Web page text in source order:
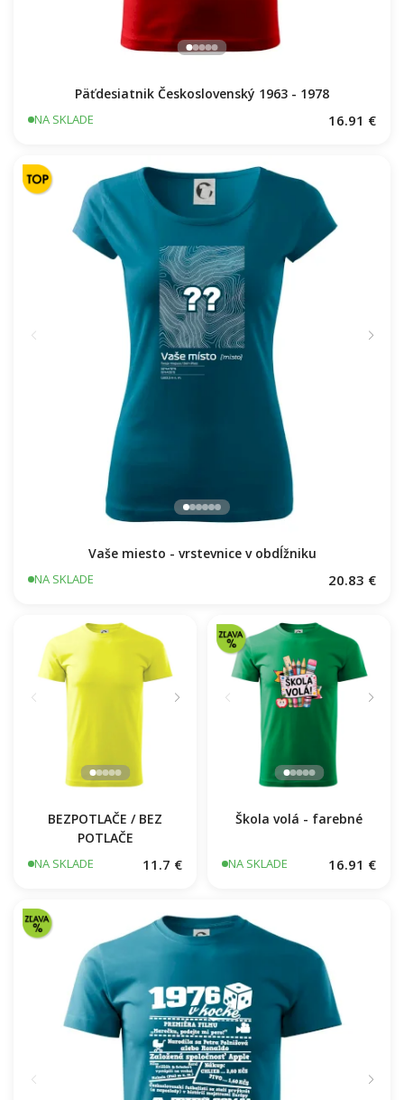
Päťdesiatnik Československý 1963 - 1978
NA SKLADE 16.91 €
Vaše miesto - vrstevnice v obdĺžniku
NA SKLADE 20.83 €
BEZPOTLAČE / BEZ
POTLAČE
NA SKLADE 11.7 €
Škola volá - farebné
NA SKLADE 16.91 €